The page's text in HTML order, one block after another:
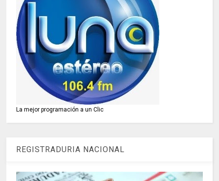
La mejor programación a un Clic
REGISTRADURIA NACIONAL